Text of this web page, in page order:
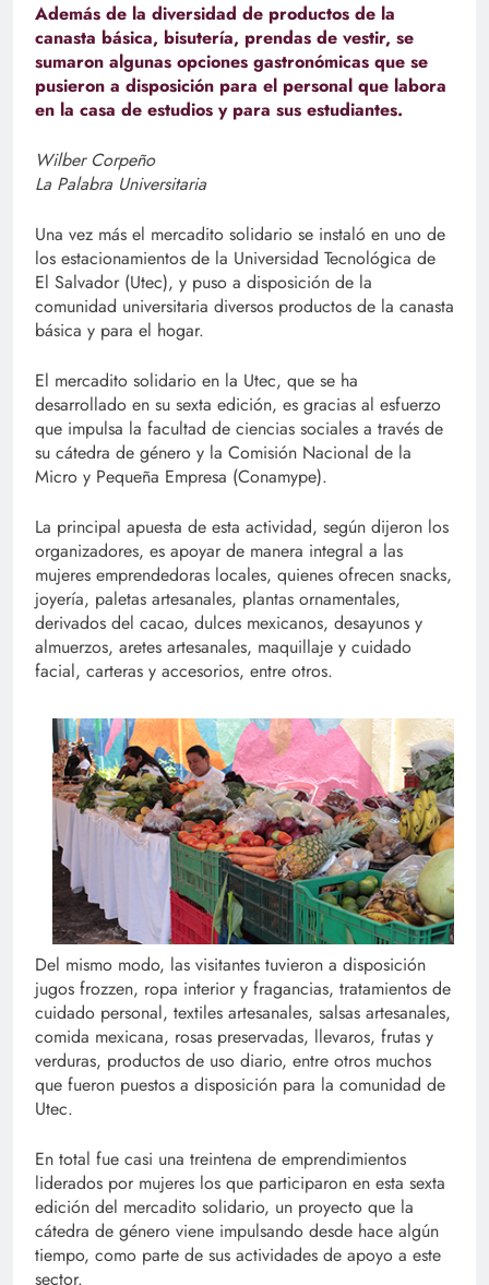
Además de la diversidad de productos de la
canasta básica, bisutería, prendas de vestir, se
sumaron algunas opciones gastronómicas que se
pusieron a disposición para el personal que labora
en la casa de estudios y para sus estudiantes.
Wilber Corpeño
La Palabra Universitaria
Una vez más el mercadito solidario se instaló en uno de
los estacionamientos de la Universidad Tecnológica de
El Salvador (Utec), y puso a disposición de la
comunidad universitaria diversos productos de la canasta
básica y para el hogar.
El mercadito solidario en la Utec, que se ha
desarrollado en su sexta edición, es gracias al esfuerzo
que impulsa la facultad de ciencias sociales a través de
su cátedra de género y la Comisión Nacional de la
Micro y Pequeña Empresa (Conamype).
La principal apuesta de esta actividad, según dijeron los
organizadores, es apoyar de manera integral a las
mujeres emprendedoras locales, quienes ofrecen snacks,
joyería, paletas artesanales, plantas ornamentales,
derivados del cacao, dulces mexicanos, desayunos y
almuerzos, aretes artesanales, maquillaje y cuidado
facial, carteras y accesorios, entre otros.
Del mismo modo, las visitantes tuvieron a disposición
jugos frozzen, ropa interior y fragancias, tratamientos de
cuidado personal, textiles artesanales, salsas artesanales,
comida mexicana, rosas preservadas, llevaros, frutas y
verduras, productos de uso diario, entre otros muchos
que fueron puestos a disposición para la comunidad de
Utec.
En total fue casi una treintena de emprendimientos
liderados por mujeres los que participaron en esta sexta
edición del mercadito solidario, un proyecto que la
cátedra de género viene impulsando desde hace algún
tiempo, como parte de sus actividades de apoyo a este
sector.